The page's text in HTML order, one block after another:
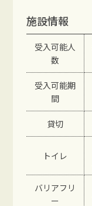
施設情報
受入可能人
数
受入可能期
間
貸切
トイレ
バリアフリ
ー